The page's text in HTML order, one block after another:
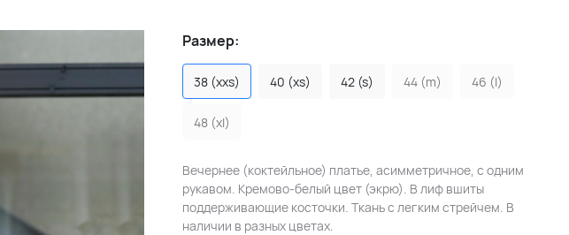
Размер:
38 (xxs) 40 (xs) 42 (s) 44 (m) 46 (l)
48 (xl)
Вечернее (коктейльное) платье, асимметричное, с одним
рукавом. Кремово-белый цвет (экрю). В лиф вшиты
поддерживающие косточки. Ткань с легким стрейчем. В
наличии в разных цветах.